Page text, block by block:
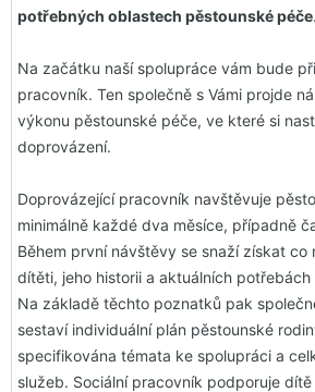
potřebných oblastech pěstounské péče.
Na začátku naší spolupráce vám bude
pracovník. Ten společně s Vámi projde
výkonu pěstounské péče, ve které si
doprovázení.
Doprovázející pracovník navštěvuje
minimálně každé dva měsíce, případně
Během první návštěvy se snaží získat co
dítěti, jeho historii a aktuálních
Na základě těchto poznatků pak
sestaví individuální plán pěstounské
specifikována témata ke spolupráci a
služeb. Sociální pracovník podporuje